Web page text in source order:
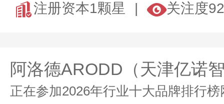
注册资本1颗星
关注度
阿洛德ARODD（天津亿诺
正在参加2026年行业十大品牌排行